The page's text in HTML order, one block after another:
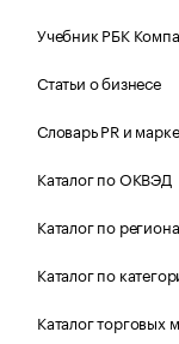
Учебник РБК
Статьи о бизнесе
Словарь PR и
Каталог по ОКВЭД
Каталог по
Каталог по
Каталог торговых